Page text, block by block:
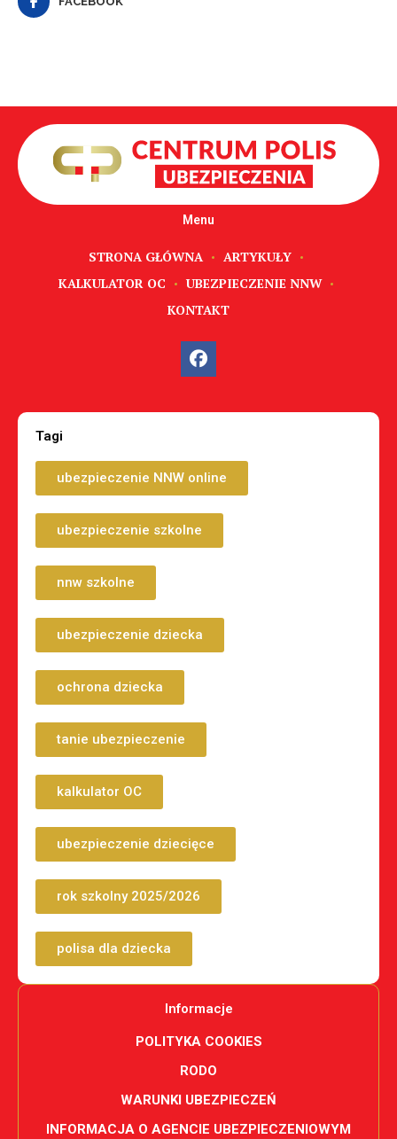
Menu
STRONA GŁÓWNA
ARTYKUŁY
KALKULATOR OC
UBEZPIECZENIE NNW
KONTAKT
Tagi
ubezpieczenie NNW online
ubezpieczenie szkolne
nnw szkolne
ubezpieczenie dziecka
ochrona dziecka
tanie ubezpieczenie
kalkulator OC
ubezpieczenie dziecięce
rok szkolny 2025/2026
polisa dla dziecka
Informacje
POLITYKA COOKIES
RODO
WARUNKI UBEZPIECZEŃ
INFORMACJA O AGENCIE UBEZPIECZENIOWYM